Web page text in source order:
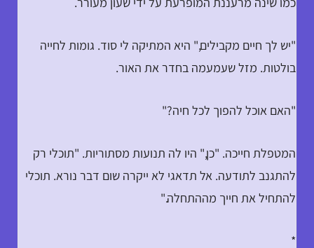
"יש לך חיים מקבילים," היא המתיקה לי סוד. גומות לחייה
בולטות. מזל שעמעמה בחדר את האור.
"האם אוכל להפוך לכל חיה?"
המטפלת חייכה. "כן," היו לה תנועות מסתוריות. "תוכלי רק
להתגנב לתודעה. אל תדאגי לא ייקרה שום דבר נורא. תוכלי
להתחיל את חייך מההתחלה."
*